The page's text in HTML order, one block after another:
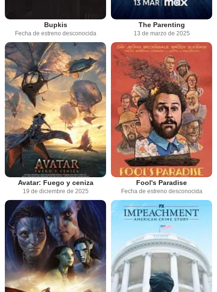
Bupkis
Fecha de estreno desconocida
The Parenting
13 de marzo de 2025
Avatar: Fuego y ceniza
19 de diciembre de 2025
Fool's Paradise
Fecha de estreno desconocida